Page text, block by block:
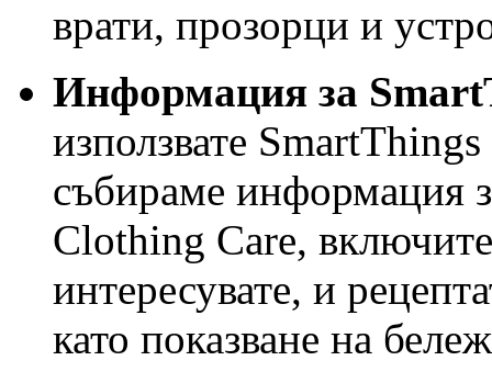
врати, прозорци и
Информация за
използвате
събираме информация
Clothing Care,
интересувате, и
като показване на